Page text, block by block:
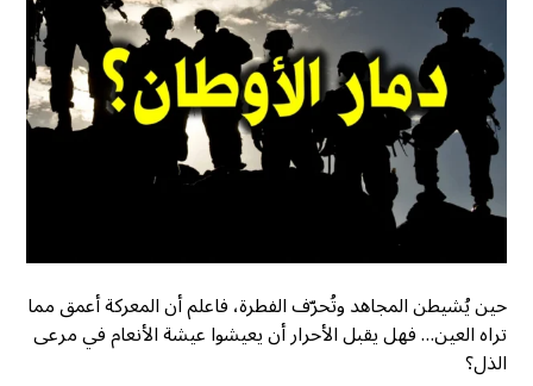
حين يُشيطن المجاهد وتُحرّف الفطرة، فاعلم أن المعركة أعمق مما
تراه العين… فهل يقبل الأحرار أن يعيشوا عيشة الأنعام في مرعى
الذل؟